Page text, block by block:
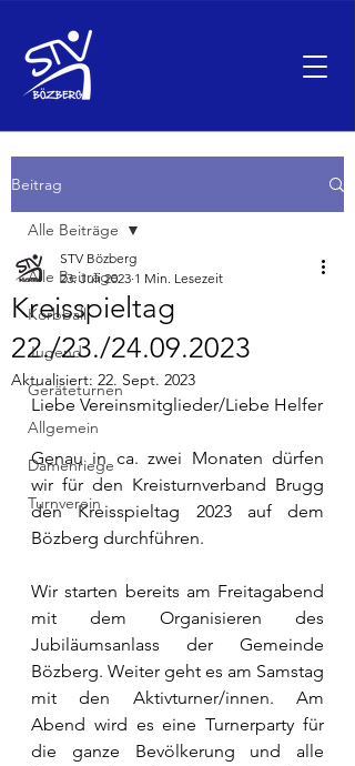
Beitrag
Alle Beiträge
Korbball
Jugend
Geräteturnen
Allgemein
Damenriege
Turnverein
Alle Beiträge
Kreisspieltag
22./23./24.09.2023
STV Bözberg
23. Juli 2023 1 Min. Lesezeit
Aktualisiert: 22. Sept. 2023
Liebe Vereinsmitglieder/Liebe Helfer
Genau in ca. zwei Monaten dürfen
wir für den Kreisturnverband Brugg
den Kreisspieltag 2023 auf dem
Bözberg durchführen.
Wir starten bereits am Freitagabend
mit dem Organisieren des
Jubiläumsanlass der Gemeinde
Bözberg. Weiter geht es am Samstag
mit den Aktivturner/innen. Am
Abend wird es eine Turnerparty für
die ganze Bevölkerung und alle